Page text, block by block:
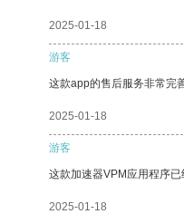
2025-01-18
游客
这款app的售后服务非常完
2025-01-18
游客
这款加速器VPM应用程序已
2025-01-18